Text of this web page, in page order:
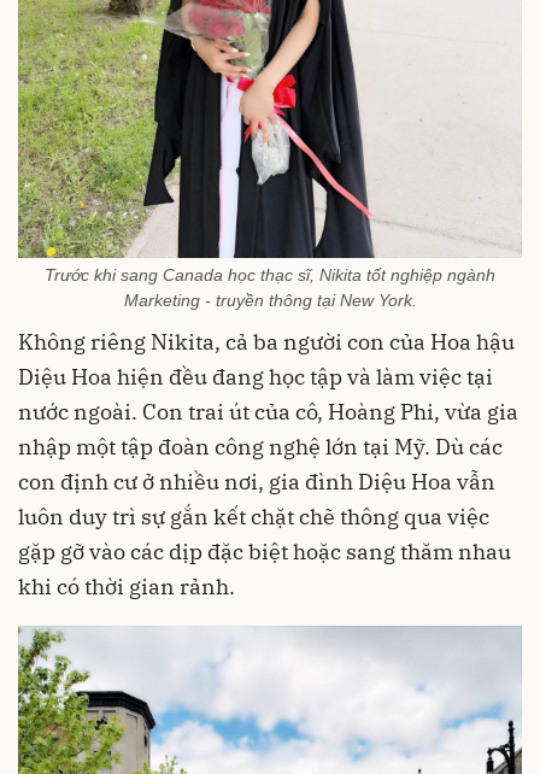
Trước khi sang Canada học thạc sĩ, Nikita tốt nghiệp ngành
Marketing - truyền thông tại New York.
Không riêng Nikita, cả ba người con của Hoa hậu
Diệu Hoa hiện đều đang học tập và làm việc tại
nước ngoài. Con trai út của cô, Hoàng Phi, vừa gia
nhập một tập đoàn công nghệ lớn tại Mỹ. Dù các
con định cư ở nhiều nơi, gia đình Diệu Hoa vẫn
luôn duy trì sự gắn kết chặt chẽ thông qua việc
gặp gỡ vào các dịp đặc biệt hoặc sang thăm nhau
khi có thời gian rảnh.